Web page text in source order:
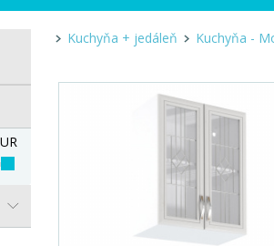
Kuchyňa + jedáleň Kuchyňa -